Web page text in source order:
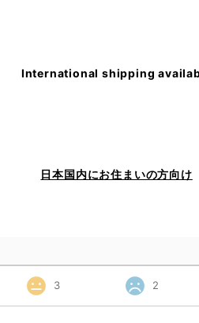
International shipping
日本国内にお住まいの方向け
3 2